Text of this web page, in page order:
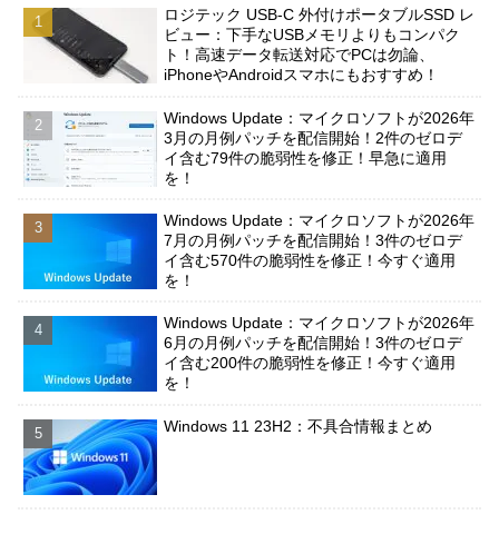
ロジテック USB-C 外付けポータブルSSD レ
ビュー：下手なUSBメモリよりもコンパク
ト！高速データ転送対応でPCは勿論、
iPhoneやAndroidスマホにもおすすめ！
Windows Update：マイクロソフトが2026年
3月の月例パッチを配信開始！2件のゼロデ
イ含む79件の脆弱性を修正！早急に適用
を！
Windows Update：マイクロソフトが2026年
7月の月例パッチを配信開始！3件のゼロデ
イ含む570件の脆弱性を修正！今すぐ適用
を！
Windows Update：マイクロソフトが2026年
6月の月例パッチを配信開始！3件のゼロデ
イ含む200件の脆弱性を修正！今すぐ適用
を！
Windows 11 23H2：不具合情報まとめ